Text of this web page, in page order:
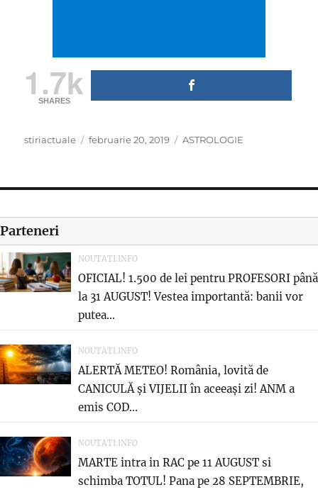
1.7k
SHARES
Author
stiriactuale
Posted
februarie 20, 2019 Categories
ASTROLOGIE
Parteneri
NOUTATI.INFO
OFICIAL! 1.500 de lei pentru PROFESORI până
la 31 AUGUST! Vestea importantă: banii vor
putea...
NOUTATI.INFO
ALERTĂ METEO! România, lovită de
CANICULĂ și VIJELII în aceeași zi! ANM a
emis COD...
NOUTATI.INFO
MARTE intra in RAC pe 11 AUGUST si
schimba TOTUL! Pana pe 28 SEPTEMBRIE,